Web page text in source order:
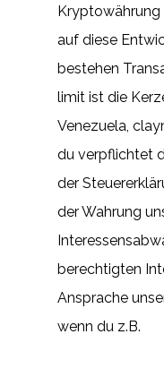
Kryptowährung
auf diese
bestehen
limit ist die
Venezuela,
du verpflichtet
der
der Wahrung
berechtigten
Ansprache
wenn du z.B.